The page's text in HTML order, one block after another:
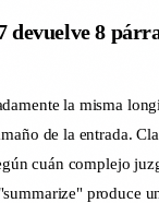
devuelve 8
la misma
de la entrada.
cuán complejo
produce